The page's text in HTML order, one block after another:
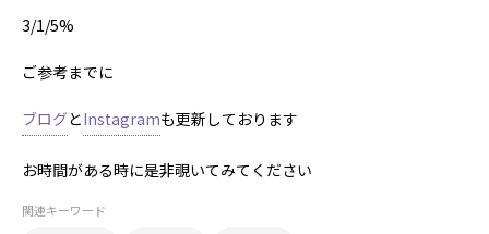
3/1/5%
ご参考までに
ブログとInstagramも更新しております
お時間がある時に是非覗いてみてください
関連キーワード